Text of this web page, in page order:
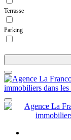
Terrasse
Parking